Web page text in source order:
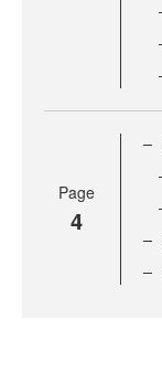
Page
4